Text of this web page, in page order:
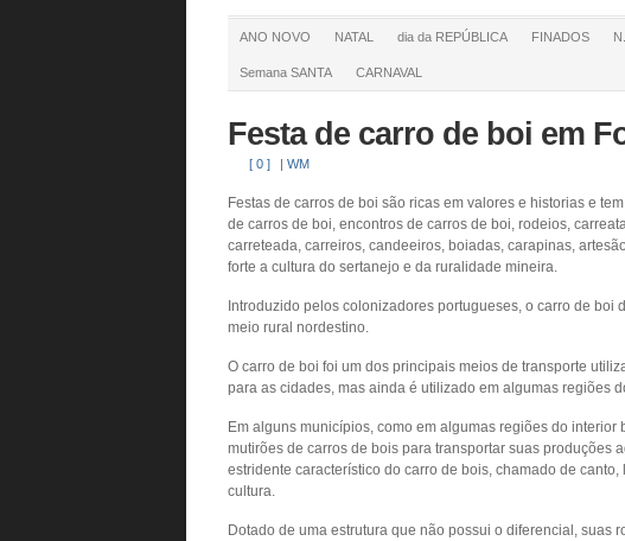
ANO NOVO NATAL dia da REPÚBLICA FINADOS
Semana SANTA CARNAVAL
Festa de carro de boi em
[ 0 ] | WM
Festas de carros de boi são ricas em valores e historias e
de carros de boi, encontros de carros de boi, rodeios,
carreteada, carreiros, candeeiros, boiadas, carapinas,
forte a cultura do sertanejo e da ruralidade mineira.
Introduzido pelos colonizadores portugueses, o carro de boi
meio rural nordestino.
O carro de boi foi um dos principais meios de transporte
para as cidades, mas ainda é utilizado em algumas regiões
Em alguns municípios, como em algumas regiões do
mutirões de carros de bois para transportar suas produções
estridente característico do carro de bois, chamado de
cultura.
Dotado de uma estrutura que não possui o diferencial, suas